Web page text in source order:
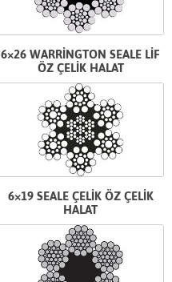
6×26 WARRİNGTON SEALE LİF
ÖZ ÇELİK HALAT
6×19 SEALE ÇELİK ÖZ ÇELİK
HALAT